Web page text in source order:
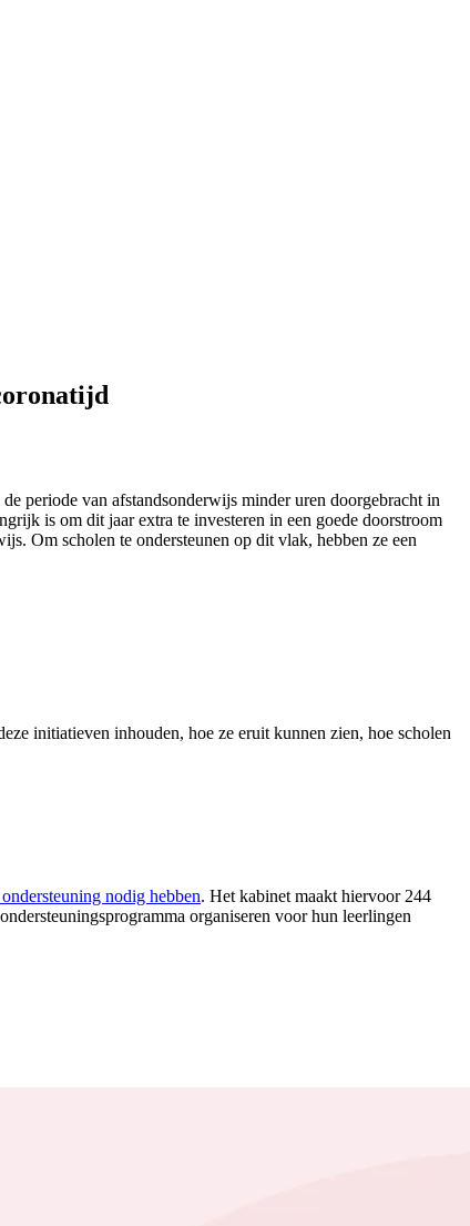
periode van afstandsonderwijs minder uren doorgebracht in
is om dit jaar extra te investeren in een goede doorstroom
Om scholen te ondersteunen op dit vlak, hebben ze een
initiatieven inhouden, hoe ze eruit kunnen zien, hoe scholen
nodig hebben. Het kabinet maakt hiervoor 244
organiseren voor hun leerlingen